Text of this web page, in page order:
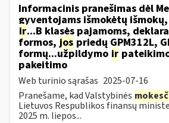
Informacinis pranešimas dėl
gyventojams išmokėtų
ir...B klasės pajamoms,
formos, jos priedų GPM312L,
formų...užpildymo ir
pakeitimo
Web turinio sąrašas 2025-07-16
Pranešame, kad Valstybinės
Lietuvos Respublikos finansų
2025 m. liepos...